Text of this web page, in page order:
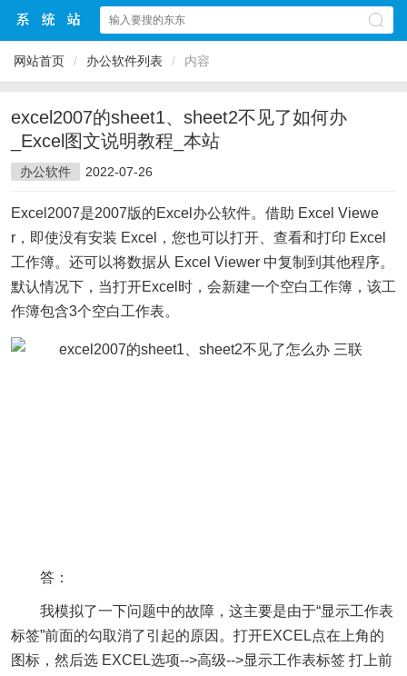
网站首页 / 办公软件列表 / 内容
excel2007的sheet1、sheet2不见了如何办
_Excel图文说明教程_本站
办公软件 2022-07-26
Excel2007是2007版的Excel办公软件。借助 Excel Viewe
r，即使没有安装 Excel，您也可以打开、查看和打印 Excel
工作簿。还可以将数据从 Excel Viewer 中复制到其他程序。
默认情况下，当打开Excel时，会新建一个空白工作簿，该工
作簿包含3个空白工作表。
答：
我模拟了一下问题中的故障，这主要是由于“显示工作表
标签”前面的勾取消了引起的原因。打开EXCEL点在上角的
图标，然后选 EXCEL选项-->高级-->显示工作表标签 打上前